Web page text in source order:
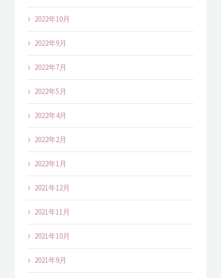
2022年10月
2022年9月
2022年7月
2022年5月
2022年4月
2022年2月
2022年1月
2021年12月
2021年11月
2021年10月
2021年9月